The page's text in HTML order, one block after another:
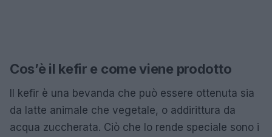
Cos’è il kefir e come viene prodotto
Il kefir è una bevanda che può essere ottenuta sia
da latte animale che vegetale, o addirittura da
acqua zuccherata. Ciò che lo rende speciale sono i